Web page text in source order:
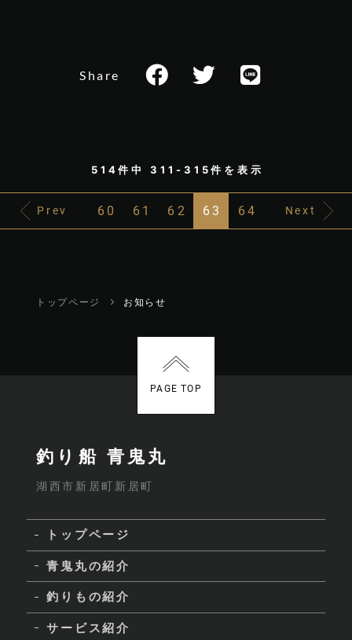
Share
514件中 311-315件を表示
Prev 60 61 62 63 64 Next
トップページ お知らせ
PAGE TOP
釣り船 青鬼丸
湖西市新居町新居町
トップページ
青鬼丸の紹介
釣りもの紹介
サービス紹介